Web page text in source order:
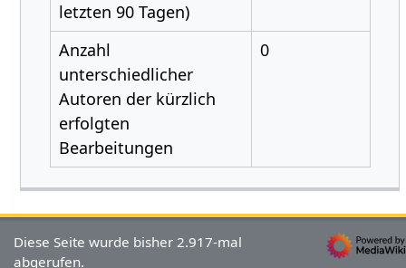
letzten 90 Tagen)
Anzahl
unterschiedlicher
Autoren der kürzlich
erfolgten
Bearbeitungen
0
Diese Seite wurde bisher 2.917-mal
abgerufen.